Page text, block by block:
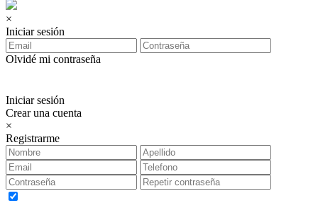
×
Iniciar sesión
Olvidé mi contraseña
Iniciar sesión
Crear una cuenta
×
Registrarme